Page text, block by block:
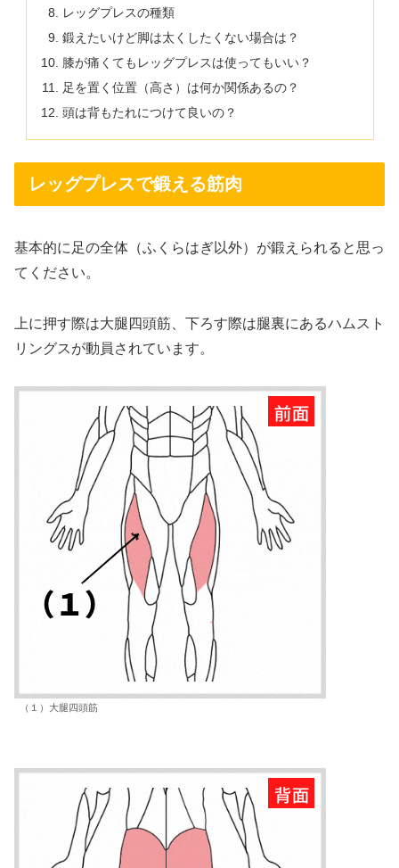
レッグプレスの種類
鍛えたいけど脚は太くしたくない場合は？
膝が痛くてもレッグプレスは使ってもいい？
足を置く位置（高さ）は何か関係あるの？
頭は背もたれにつけて良いの？
レッグプレスで鍛える筋肉
基本的に足の全体（ふくらはぎ以外）が鍛えられると思っ
てください。
上に押す際は大腿四頭筋、下ろす際は腿裏にあるハムスト
リングスが動員されています。
（１）大腿四頭筋